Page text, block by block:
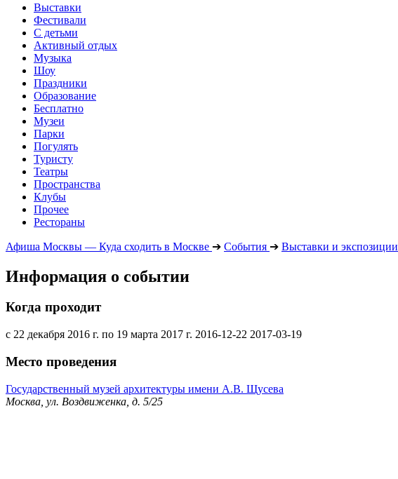
Выставки
Фестивали
С детьми
Активный отдых
Музыка
Шоу
Праздники
Образование
Бесплатно
Музеи
Парки
Погулять
Туристу
Театры
Пространства
Клубы
Прочее
Рестораны
Афиша Москвы — Куда сходить в Москве ➔ События ➔ Выставки и экспозиции
Информация о событии
Когда проходит
с 22 декабря 2016 г. по 19 марта 2017 г. 2016-12-22 2017-03-19
Место проведения
Государственный музей архитектуры имени А.В. Щусева
Москва, ул. Воздвиженка, д. 5/25